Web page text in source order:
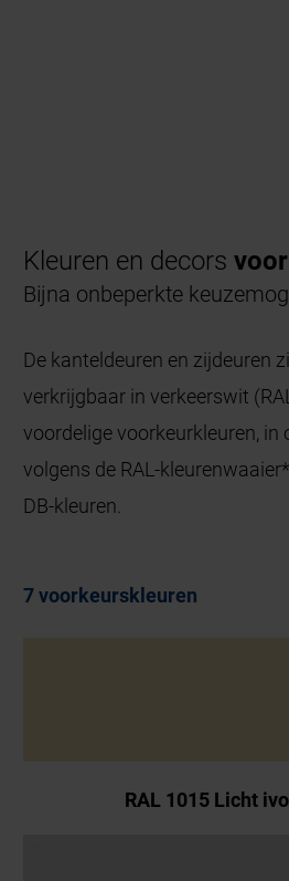
Kleuren en decors
Bijna onbeperkte
De kanteldeuren en zijdeuren
verkrijgbaar in verkeerswit
voordelige voorkeurkleuren, in
volgens de RAL-
DB-kleuren.
7 voorkeurskleuren
RAL 1015 Licht